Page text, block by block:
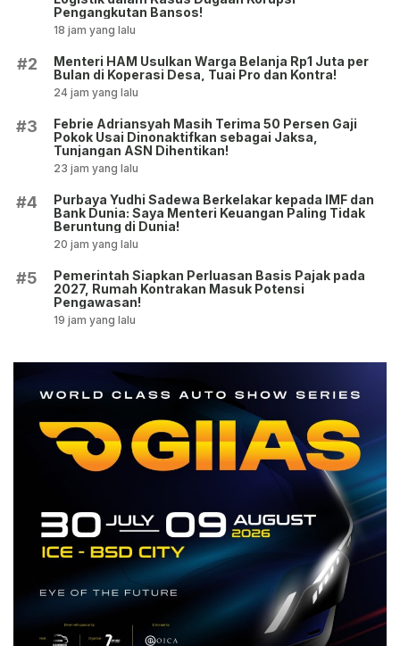
Pengangkutan Bansos!
18 jam yang lalu
#2
Menteri HAM Usulkan Warga Belanja Rp1 Juta per
Bulan di Koperasi Desa, Tuai Pro dan Kontra!
24 jam yang lalu
#3
Febrie Adriansyah Masih Terima 50 Persen Gaji
Pokok Usai Dinonaktifkan sebagai Jaksa,
Tunjangan ASN Dihentikan!
23 jam yang lalu
#4
Purbaya Yudhi Sadewa Berkelakar kepada IMF dan
Bank Dunia: Saya Menteri Keuangan Paling Tidak
Beruntung di Dunia!
20 jam yang lalu
#5
Pemerintah Siapkan Perluasan Basis Pajak pada
2027, Rumah Kontrakan Masuk Potensi
Pengawasan!
19 jam yang lalu